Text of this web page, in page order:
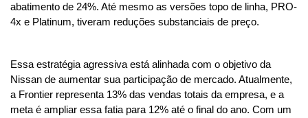
abatimento de 24%. Até mesmo as versões topo de linha, PRO-
4x e Platinum, tiveram reduções substanciais de preço.
Essa estratégia agressiva está alinhada com o objetivo da
Nissan de aumentar sua participação de mercado. Atualmente,
a Frontier representa 13% das vendas totais da empresa, e a
meta é ampliar essa fatia para 12% até o final do ano. Com um